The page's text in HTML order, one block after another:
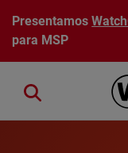
Pasar al contenido
Presentamos
para MSP
Close search